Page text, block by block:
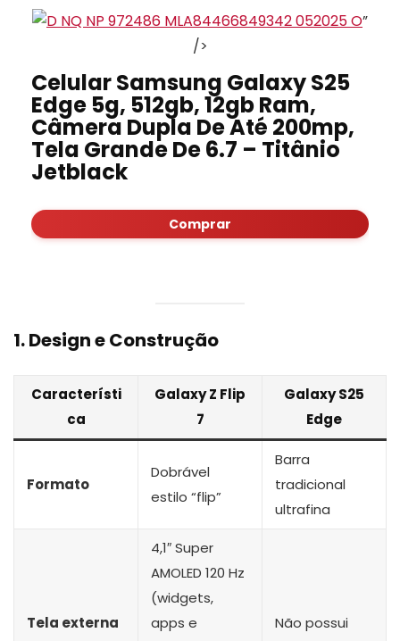
”
/>
Celular Samsung Galaxy S25
Edge 5g, 512gb, 12gb Ram,
Câmera Dupla De Até 200mp,
Tela Grande De 6.7 – Titânio
Jetblack
Comprar
1. Design e Construção
Característi
ca
Galaxy Z Flip
7
Galaxy S25
Edge
Formato
Dobrável
estilo “flip”
Barra
tradicional
ultrafina
Tela externa
4,1″ Super
AMOLED 120 Hz
(widgets,
apps e
Não possui